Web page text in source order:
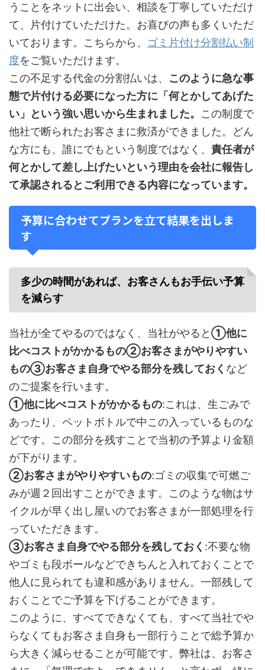
うことをネットに出会い、相談を丁寧していただけ
て、片付けていただけた。お喜びの声も多くいただ
いております。こちらから、 ゴミ片付け分割払い制
度をご覧いただけます。
この不足する代金の分割払いは、 このように急な事
態で片付ける必要になった方に「何とかしてあげた
い」という強い思いから生まれました。 この制度で
他社で断られたお客さまに救済ができました。どん
な方にも、誰にでもという制度ではなく、 責任者が
何とかして差し上げたいという理由を会社に報告し
て承認されるとご利用できる内容になっています。
予算に合わせてプランを立て結果を出しま
す
多少の時間があれば、お客さんもお手伝い予算
を減らす
当社が全てやるのではなく、当社がやると①他に
比べコストがかかるもの②お客さまがやりやすい
もの③お客さま自身でやる部分を残しておく など
のご提案を行います。
①他に比べコストがかかるもの:これは、生ごみで
あったり、ペットボトルで中この入っているものな
どです。この部分を残すことで当初の予算より金額
が下がります。
②お客さまがやりやすいもの:ゴミの収集で可燃ご
みが週２回出すことができます。このような物はサ
イクルが早く出し屋いのでお客さまが一部処理を行
っていただきます。
③お客さま自身でやる部分を残しておく :不要な物
やゴミも段ボールなどできちんと入れておくことで
他人に見られても違和感がありません。一部残して
おくことでご予算を下げることができます。
このように、すべてできなくても、すべて当社でや
らなくてもお客さま自身も一部行うことで総予算か
ら大きく減らせることが可能です。弊社は、お客さ